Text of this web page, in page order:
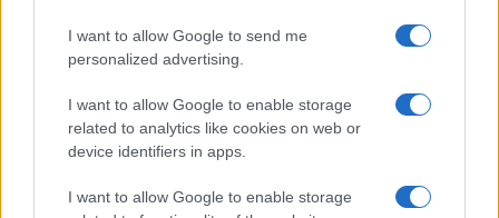
I want to allow Google to send me
personalized advertising.
I want to allow Google to enable storage
related to analytics like cookies on web or
device identifiers in apps.
I want to allow Google to enable storage
Dizionario dei Sogni – T
Dizionario dei Sogni – U
Dizionario dei Sogni – V
Dizionario dei Sogni – Z